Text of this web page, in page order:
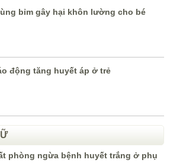
bỉm gây hại khôn lường cho bé
động tăng huyết áp ở trẻ
phòng ngừa bệnh huyết trắng ở phụ